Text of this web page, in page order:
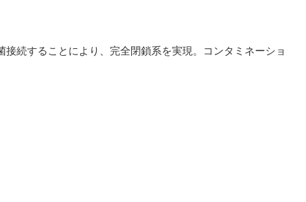
続することにより、完全閉鎖系を実現。コンタミネーショ